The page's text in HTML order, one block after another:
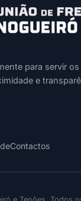
para servir
e
Contactos